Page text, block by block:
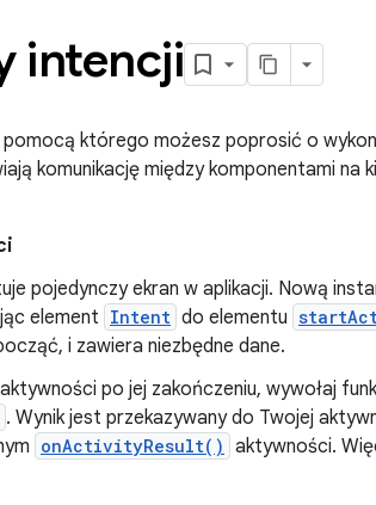
intencji
którego możesz poprosić o
komunikację między komponentami na
pojedynczy ekran w aplikacji. Nową
element Intent do elementu
i zawiera niezbędne dane.
po jej zakończeniu, wywołaj
. Wynik jest przekazywany do Twojej
onActivityResult() aktywności.